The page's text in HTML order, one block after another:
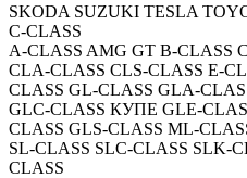
SKODA SUZUKI TESLA
C-CLASS
A-CLASS AMG GT B-CLASS
CLA-CLASS CLS-CLASS E-
CLASS GL-CLASS GLA-
GLC-CLASS КУПЕ GLE-
CLASS GLS-CLASS ML-
SL-CLASS SLC-CLASS SLK-
CLASS